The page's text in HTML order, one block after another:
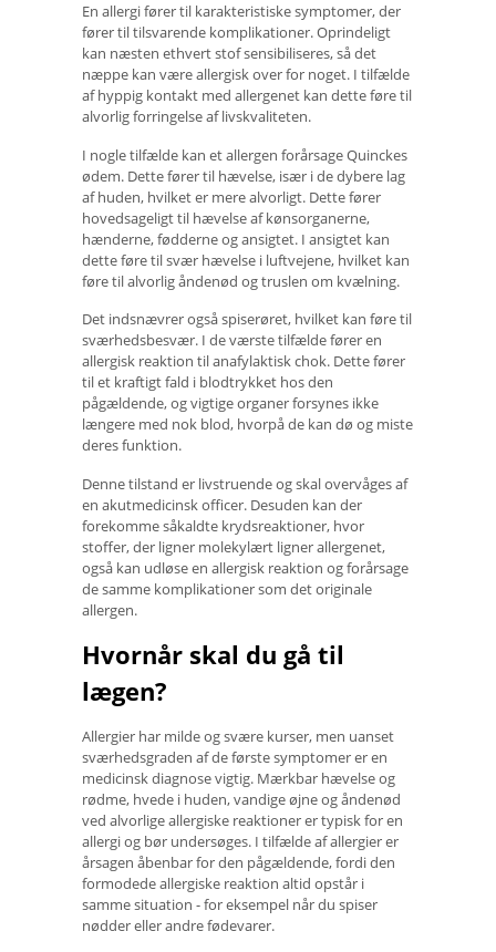
En allergi fører til karakteristiske symptomer, der
fører til tilsvarende komplikationer. Oprindeligt
kan næsten ethvert stof sensibiliseres, så det
næppe kan være allergisk over for noget. I tilfælde
af hyppig kontakt med allergenet kan dette føre til
alvorlig forringelse af livskvaliteten.
I nogle tilfælde kan et allergen forårsage Quinckes
ødem. Dette fører til hævelse, især i de dybere lag
af huden, hvilket er mere alvorligt. Dette fører
hovedsageligt til hævelse af kønsorganerne,
hænderne, fødderne og ansigtet. I ansigtet kan
dette føre til svær hævelse i luftvejene, hvilket kan
føre til alvorlig åndenød og truslen om kvælning.
Det indsnævrer også spiserøret, hvilket kan føre til
sværhedsbesvær. I de værste tilfælde fører en
allergisk reaktion til anafylaktisk chok. Dette fører
til et kraftigt fald i blodtrykket hos den
pågældende, og vigtige organer forsynes ikke
længere med nok blod, hvorpå de kan dø og miste
deres funktion.
Denne tilstand er livstruende og skal overvåges af
en akutmedicinsk officer. Desuden kan der
forekomme såkaldte krydsreaktioner, hvor
stoffer, der ligner molekylært ligner allergenet,
også kan udløse en allergisk reaktion og forårsage
de samme komplikationer som det originale
allergen.
Hvornår skal du gå til
lægen?
Allergier har milde og svære kurser, men uanset
sværhedsgraden af ​​de første symptomer er en
medicinsk diagnose vigtig. Mærkbar hævelse og
rødme, hvede i huden, vandige øjne og åndenød
ved alvorlige allergiske reaktioner er typisk for en
allergi og bør undersøges. I tilfælde af allergier er
årsagen åbenbar for den pågældende, fordi den
formodede allergiske reaktion altid opstår i
samme situation - for eksempel når du spiser
nødder eller andre fødevarer.